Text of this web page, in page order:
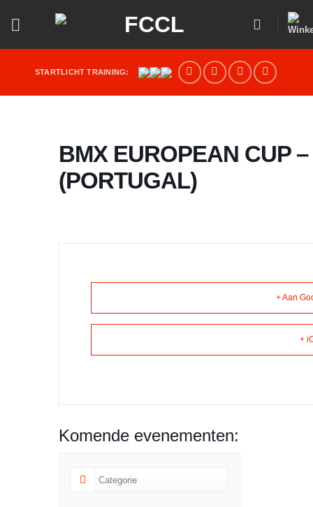
STARTLICHT TRAINING:
BMX EUROPEAN CUP
(PORTUGAL)
+ Aan
+
Komende evenementen: